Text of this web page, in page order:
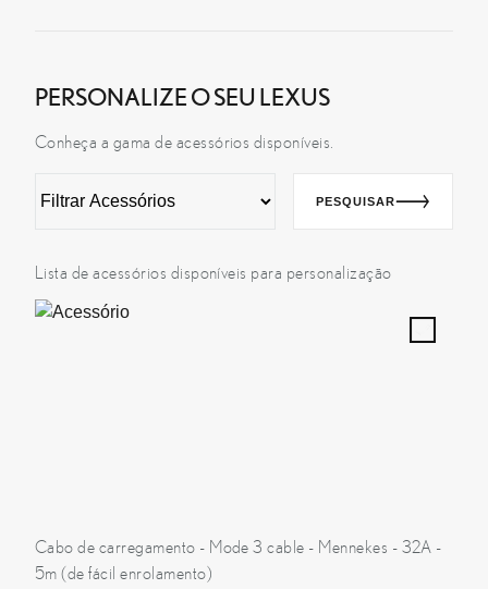
PERSONALIZE O SEU LEXUS
Conheça a gama de acessórios disponíveis.
PESQUISAR
Lista de acessórios disponíveis para personalização
Cabo de carregamento - Mode 3 cable - Mennekes - 32A -
5m (de fácil enrolamento)